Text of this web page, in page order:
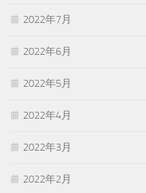
2022年7月
2022年6月
2022年5月
2022年4月
2022年3月
2022年2月